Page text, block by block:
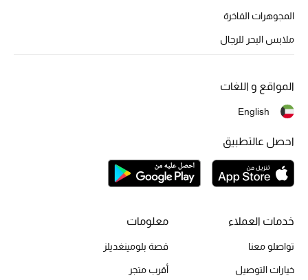
المجوهرات الفاخرة
ملابس البحر للرجال
خدمات العملاء
تواصلو معنا
خيارات التوصيل
معلومات
قصة بلومينغديلز
أقرب متجر
المواقع و اللغات
English
احصل عالتطبيق